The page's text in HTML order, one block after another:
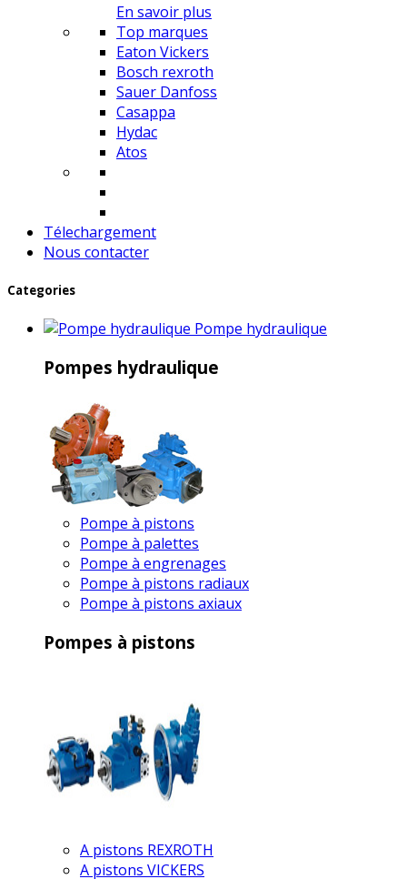
En savoir plus
Top marques
Eaton Vickers
Bosch rexroth
Sauer Danfoss
Casappa
Hydac
Atos
Télechargement
Nous contacter
Categories
Pompe hydraulique
Pompes hydraulique
Pompe à pistons
Pompe à palettes
Pompe à engrenages
Pompe à pistons radiaux
Pompe à pistons axiaux
Pompes à pistons
A pistons REXROTH
A pistons VICKERS